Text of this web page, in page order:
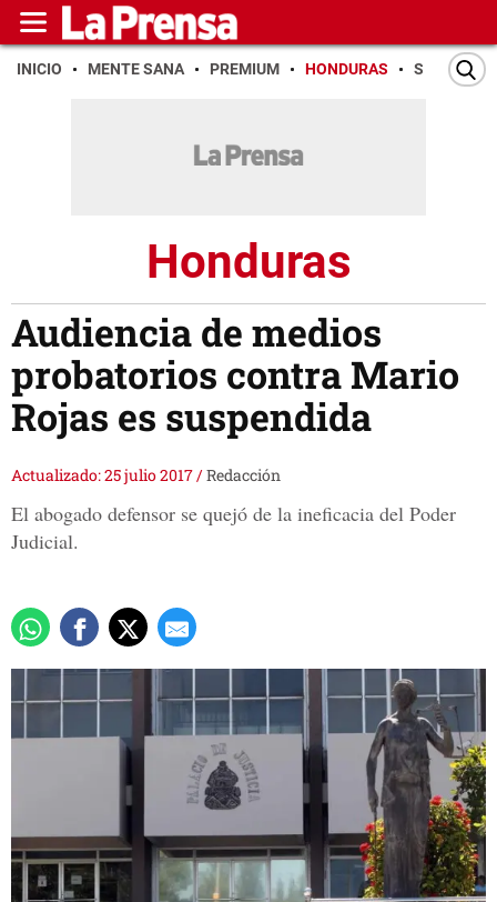
INICIO MENTE SANA PREMIUM HONDURAS SAN PEDRO
Honduras
Audiencia de medios
probatorios contra Mario
Rojas es suspendida
Actualizado: 25 julio 2017/Redacción
El abogado defensor se quejó de la ineficacia del Poder
Judicial.